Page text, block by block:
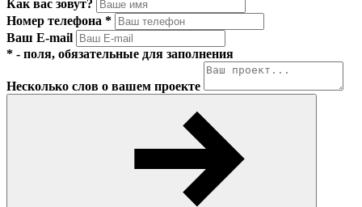
Как вас зовут?
Номер телефона *
Ваш E-mail
* - поля, обязательные для заполнения
Несколько слов о вашем проекте